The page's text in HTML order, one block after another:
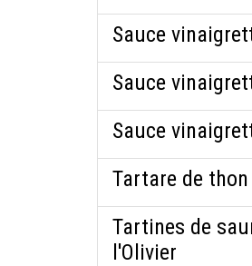
Sauce
Sauce
Sauce
Tartare de
Tartines de
l'Olivier